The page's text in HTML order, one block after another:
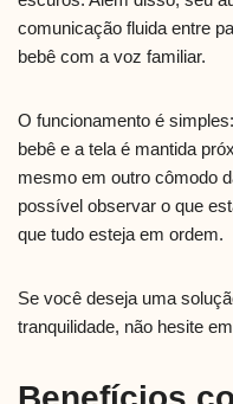
comunicação fluida entre
bebê com a voz familiar.
O funcionamento é
bebê e a tela é mantida
mesmo em outro cômodo
possível observar o que
que tudo esteja em ordem.
Se você deseja uma
tranquilidade, não hesite em